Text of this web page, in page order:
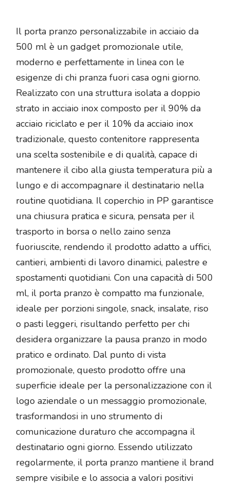
Il porta pranzo personalizzabile in acciaio da
500 ml è un gadget promozionale utile,
moderno e perfettamente in linea con le
esigenze di chi pranza fuori casa ogni giorno.
Realizzato con una struttura isolata a doppio
strato in acciaio inox composto per il 90% da
acciaio riciclato e per il 10% da acciaio inox
tradizionale, questo contenitore rappresenta
una scelta sostenibile e di qualità, capace di
mantenere il cibo alla giusta temperatura più a
lungo e di accompagnare il destinatario nella
routine quotidiana. Il coperchio in PP garantisce
una chiusura pratica e sicura, pensata per il
trasporto in borsa o nello zaino senza
fuoriuscite, rendendo il prodotto adatto a uffici,
cantieri, ambienti di lavoro dinamici, palestre e
spostamenti quotidiani. Con una capacità di 500
ml, il porta pranzo è compatto ma funzionale,
ideale per porzioni singole, snack, insalate, riso
o pasti leggeri, risultando perfetto per chi
desidera organizzare la pausa pranzo in modo
pratico e ordinato. Dal punto di vista
promozionale, questo prodotto offre una
superficie ideale per la personalizzazione con il
logo aziendale o un messaggio promozionale,
trasformandosi in uno strumento di
comunicazione duraturo che accompagna il
destinatario ogni giorno. Essendo utilizzato
regolarmente, il porta pranzo mantiene il brand
sempre visibile e lo associa a valori positivi